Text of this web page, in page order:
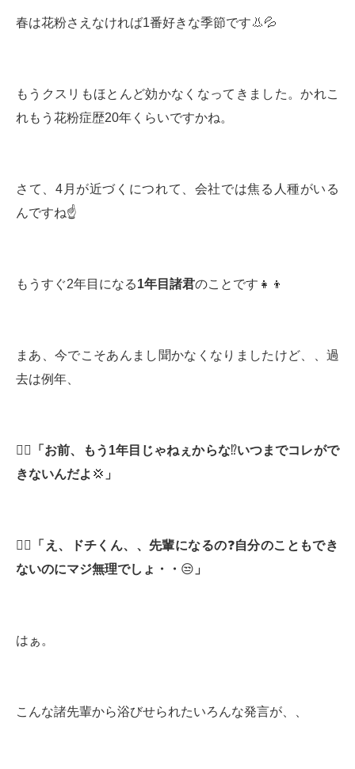
春は花粉さえなければ1番好きな季節です👃💦
もうクスリもほとんど効かなくなってきました。かれこ
れもう花粉症歴20年くらいですかね。
さて、4月が近づくにつれて、会社では焦る人種がいる
んですね☝️
もうすぐ2年目になる1年目諸君のことです👧👦
まあ、今でこそあんまし聞かなくなりましたけど、、過
去は例年、
👱‍♂️ 「お前、もう 1年目じゃねぇからな⁉️いつまでコレがで
きないんだよ 💢 」
👱‍♀️ 「え、ドチくん、、先輩になるの❓自分のこともでき
ないのにマジ無理でしょ・・ 😒 」
はぁ。
こんな諸先輩から浴びせられたいろんな発言が、、